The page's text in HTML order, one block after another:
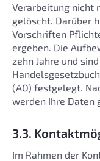
Verarbeitung nicht
gelöscht. Darüber
Vorschriften
ergeben. Die
zehn Jahre und
(AO) festgelegt.
werden Ihre Daten
3.3.
Im Rahmen der